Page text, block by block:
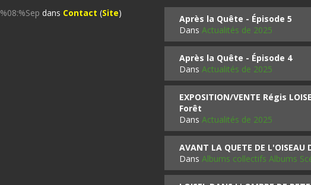
dans Contact (Site)
Après la Quête - Épisode 5
Dans Actualités de 2025
Après la Quête - Épisode 4
Dans Actualités de 2025
EXPOSITION/VENTE Régis
Forêt
Dans Actualités de 2025
AVANT LA QUETE DE L'OISEAU
Dans Albums collectifs Albums